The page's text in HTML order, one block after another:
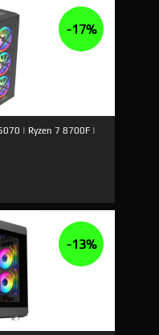
| Ryzen 7 8700F |
-17%
-13%